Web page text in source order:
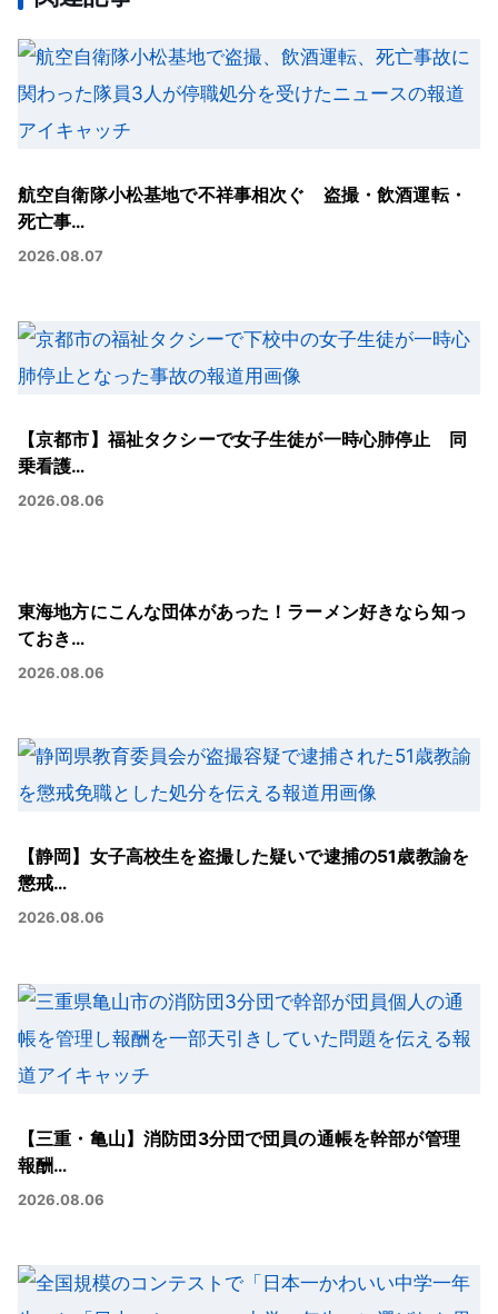
航空自衛隊小松基地で不祥事相次ぐ 盗撮・飲酒運転・
死亡事…
2026.08.07
【京都市】福祉タクシーで女子生徒が一時心肺停止 同
乗看護…
2026.08.06
東海地方にこんな団体があった！ラーメン好きなら知っ
ておき…
2026.08.06
【静岡】女子高校生を盗撮した疑いで逮捕の51歳教諭を
懲戒…
2026.08.06
【三重・亀山】消防団3分団で団員の通帳を幹部が管理
報酬…
2026.08.06